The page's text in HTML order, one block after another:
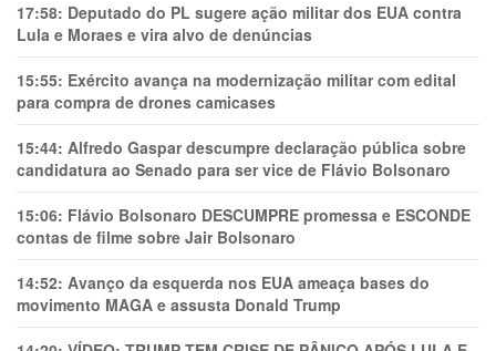
17:58: Deputado do PL sugere ação militar dos EUA contra
Lula e Moraes e vira alvo de denúncias
15:55: Exército avança na modernização militar com edital
para compra de drones camicases
15:44: Alfredo Gaspar descumpre declaração pública sobre
candidatura ao Senado para ser vice de Flávio Bolsonaro
15:06: Flávio Bolsonaro DESCUMPRE promessa e ESCONDE
contas de filme sobre Jair Bolsonaro
14:52: Avanço da esquerda nos EUA ameaça bases do
movimento MAGA e assusta Donald Trump